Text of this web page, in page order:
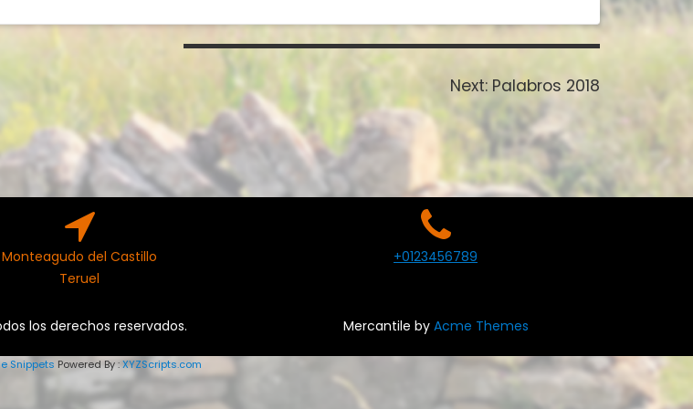
Next: Next
post:
Palabros 2018
Monteagudo del Castillo
Teruel
+0123456789
los derechos reservados. Mercantile by Acme Themes
Snippets Powered By :XYZScripts.com